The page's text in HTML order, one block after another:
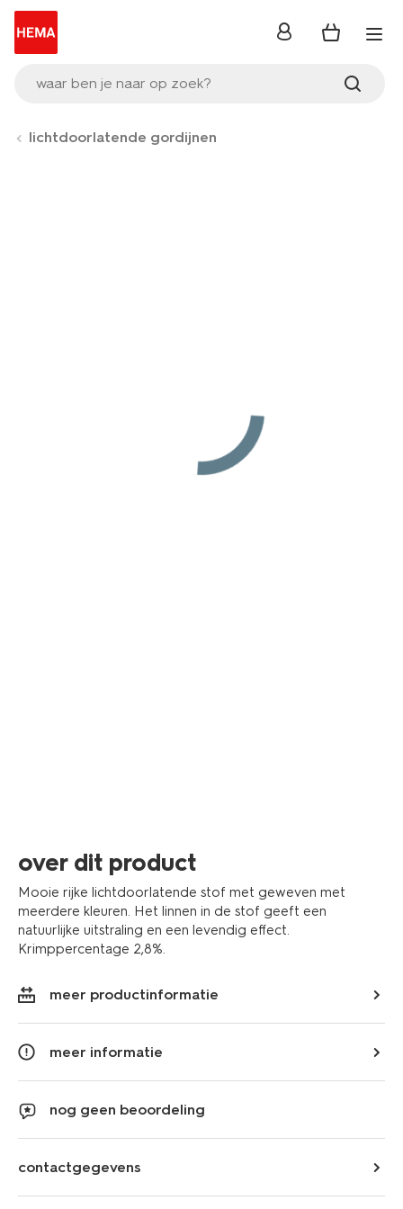
waar ben je naar op zoek?
inloggen
lichtdoorlatende gordijnen
over dit product
Mooie rijke lichtdoorlatende stof met geweven met
meerdere kleuren. Het linnen in de stof geeft een
natuurlijke uitstraling en een levendig effect.
Krimppercentage 2,8%.
meer productinformatie
meer informatie
nog geen beoordeling
contactgegevens